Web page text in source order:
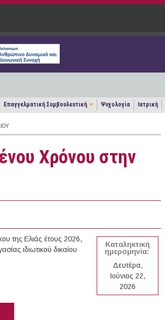
Επαγγελματική Συμβουλευτική Ψυχολογία Ιατρική
Χρόνου στην
Καταληκτική
ημερομηνία:
Δευτέρα,
Ιούνιος 22,
2026
της Ελιάς έτους 2026,
ιδιωτικού δικαίου